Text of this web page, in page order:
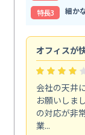
特⻑3
細か
オフィスが
会社の天井
お願いしま
の対応が非
業...